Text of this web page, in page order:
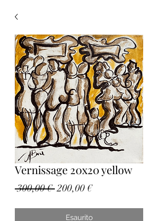
Vernissage 20x20 yellow
300,00 € Prezzo
200,00 €Prezzo
Esaurito